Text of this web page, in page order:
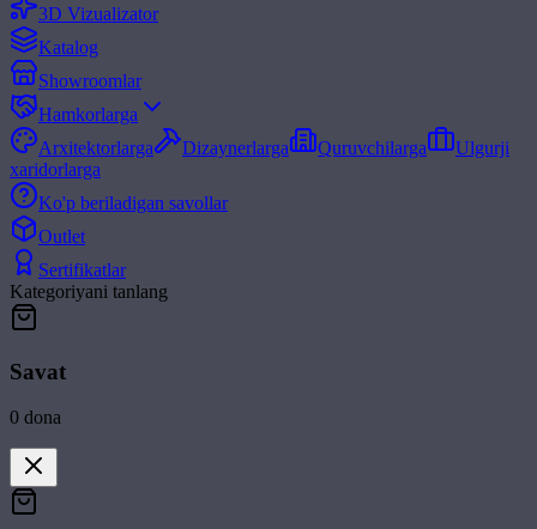
3D Vizualizator
Katalog
Showroomlar
Hamkorlarga
Arxitektorlarga
Dizaynerlarga Quruvchilarga
Ulgurji
xaridorlarga
Ko'p beriladigan savollar
Outlet
Sertifikatlar
Kategoriyani tanlang
Savat
0 dona